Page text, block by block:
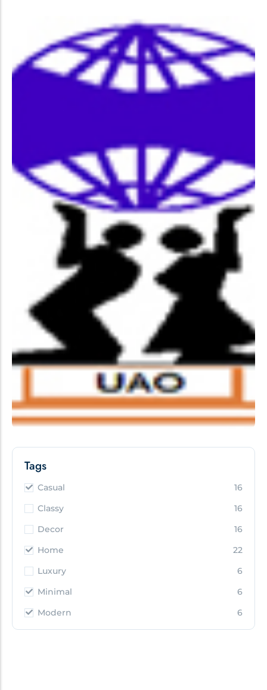
Tags
Casual
16
Classy
16
Decor
16
Home
22
Luxury
6
Minimal
6
Modern
6